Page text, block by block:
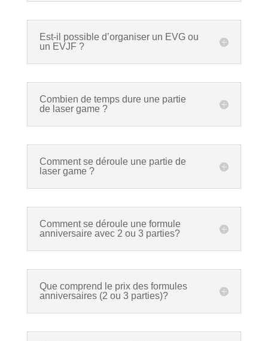
Est-il possible d’organiser un EVG ou
un EVJF ?
Combien de temps dure une partie
de laser game ?
Comment se déroule une partie de
laser game ?
Comment se déroule une formule
anniversaire avec 2 ou 3 parties?
Que comprend le prix des formules
anniversaires (2 ou 3 parties)?